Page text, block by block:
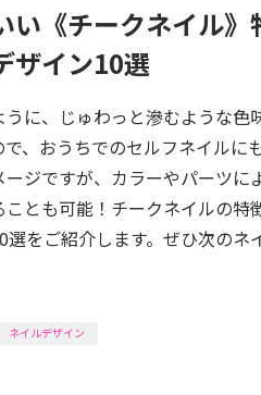
い《チークネイル》
ザイン10選
に、じゅわっと滲むような
、おうちでのセルフネイルに
ジですが、カラーやパーツに
とも可能！チークネイルの特
選をご紹介します。ぜひ次の
ネイルデザイン